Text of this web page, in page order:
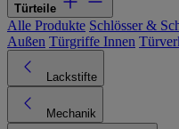
Türteile
Alle Produkte Schlösser &
Außen Türgriffe Innen
Lackstifte
Mechanik